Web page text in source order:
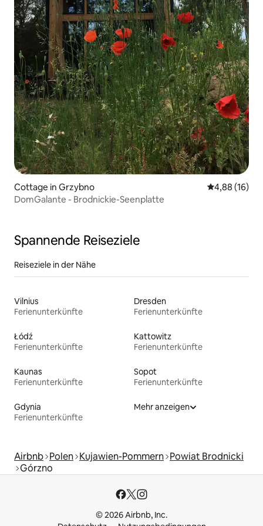
Cottage in Grzybno
4,88 (16)
DomGalante - Brodnickie-Seenplatte
Spannende Reiseziele
Reiseziele in der Nähe
Vilnius
Ferienunterkünfte
Dresden
Ferienunterkünfte
Łódź
Ferienunterkünfte
Kattowitz
Ferienunterkünfte
Kaunas
Ferienunterkünfte
Sopot
Ferienunterkünfte
Gdynia
Ferienunterkünfte
Mehr anzeigen
Airbnb Polen Kujawien-Pommern Powiat Brodnicki
Górzno
© 2026 Airbnb, Inc.